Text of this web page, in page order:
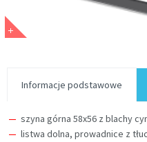
Informacje podstawowe
szyna górna 58x56 z blachy
listwa dolna, prowadnice z